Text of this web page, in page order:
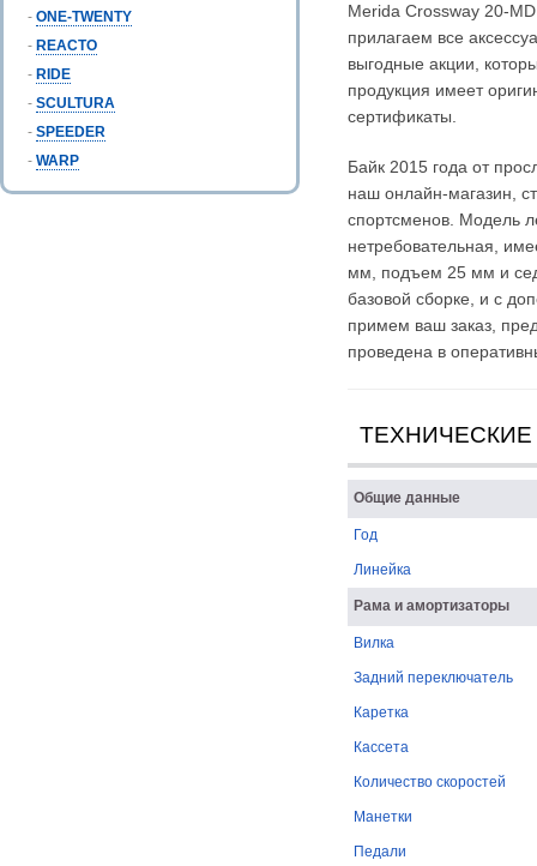
- ONE-TWENTY
- REACTO
- RIDE
- SCULTURA
- SPEEDER
- WARP
Merida Crossway 20-
прилагаем все
выгодные акции,
продукция имеет
сертификаты.
Байк 2015 года от
наш онлайн-магазин,
спортсменов. Модель
нетребовательная,
мм, подъем 25 мм и
базовой сборке, и с
примем ваш заказ,
проведена в
ТЕХНИЧЕСКИЕ
Общие данные
Год
Линейка
Рама и амортизаторы
Вилка
Задний переключатель
Каретка
Кассета
Количество скоростей
Манетки
Педали